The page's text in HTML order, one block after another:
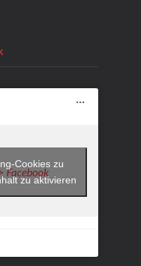
Facebook
Cookies zu
zu aktivieren